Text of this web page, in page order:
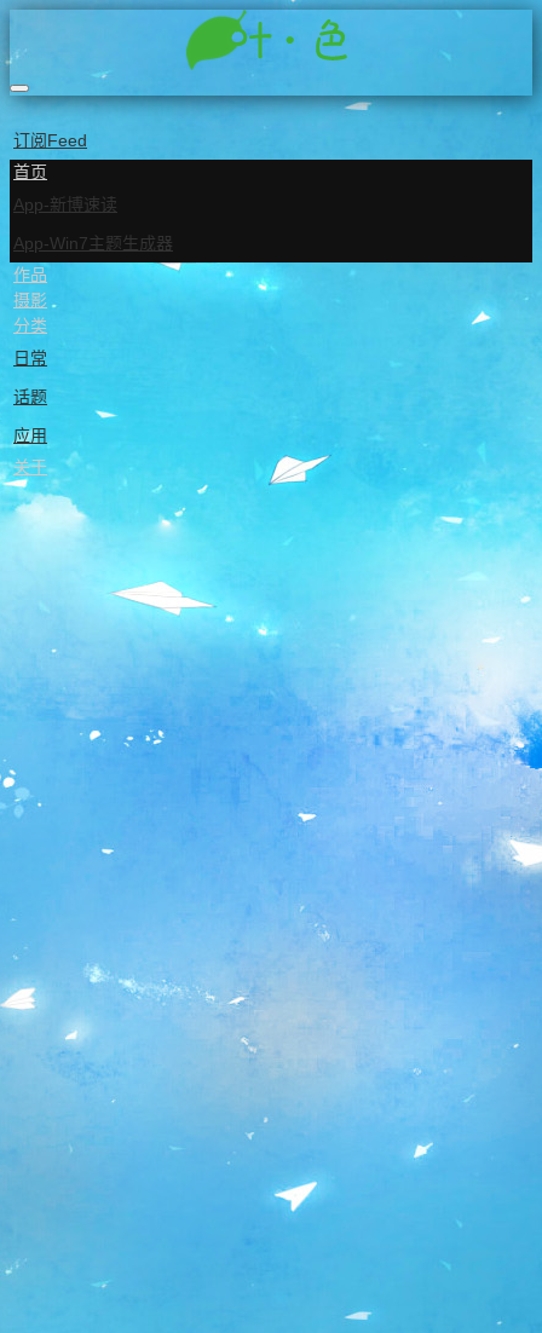
订阅Feed
首页
App-新博速读
App-Win7主题生成器
作品
摄影
分类
日常
话题
应用
关于